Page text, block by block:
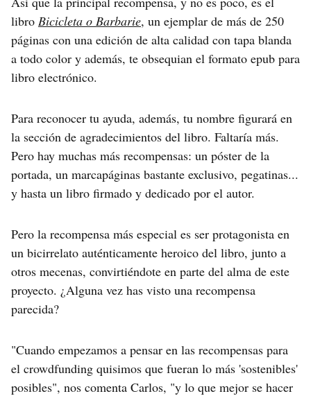
libro Bicicleta o Barbarie, un ejemplar de más de 250
páginas con una edición de alta calidad con tapa blanda
a todo color y además, te obsequian el formato epub para
libro electrónico.
Para reconocer tu ayuda, además, tu nombre figurará en
la sección de agradecimientos del libro. Faltaría más.
Pero hay muchas más recompensas: un póster de la
portada, un marcapáginas bastante exclusivo, pegatinas...
y hasta un libro firmado y dedicado por el autor.
Pero la recompensa más especial es ser protagonista en
un bicirrelato auténticamente heroico del libro, junto a
otros mecenas, convirtiéndote en parte del alma de este
proyecto. ¿Alguna vez has visto una recompensa
parecida?
"Cuando empezamos a pensar en las recompensas para
el crowdfunding quisimos que fueran lo más 'sostenibles'
posibles", nos comenta Carlos, "y lo que mejor se hacer